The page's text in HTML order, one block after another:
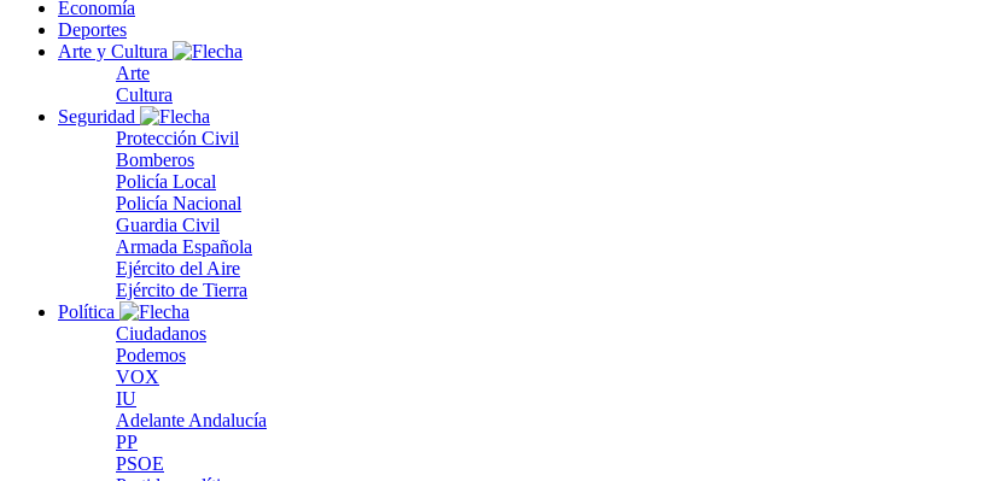
Economía
Deportes
Arte y Cultura
Arte
Cultura
Seguridad
Protección Civil
Bomberos
Policía Local
Policía Nacional
Guardia Civil
Armada Española
Ejército del Aire
Ejército de Tierra
Política
Ciudadanos
Podemos
VOX
IU
Adelante Andalucía
PP
PSOE